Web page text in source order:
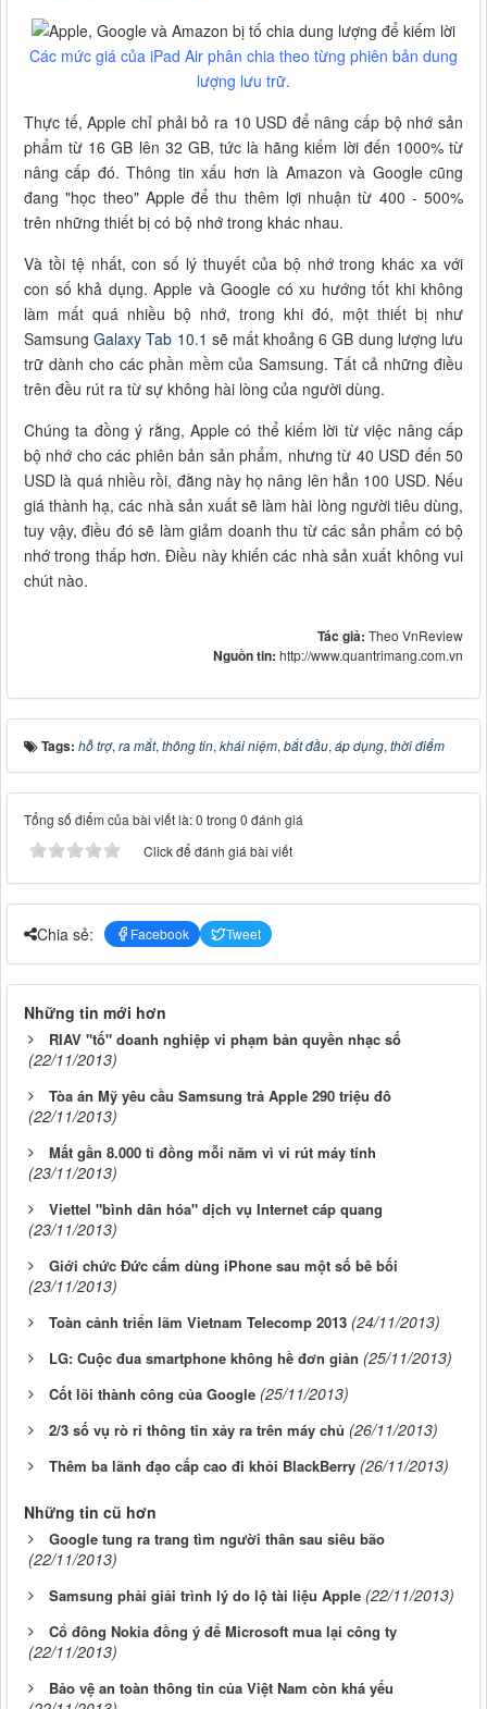
Các mức giá của iPad Air phân chia theo từng phiên bản dung
lượng lưu trữ.
Thực tế, Apple chỉ phải bỏ ra 10 USD để nâng cấp bộ nhớ sản
phẩm từ 16 GB lên 32 GB, tức là hãng kiếm lời đến 1000% từ
nâng cấp đó. Thông tin xấu hơn là Amazon và Google cũng
đang "học theo" Apple để thu thêm lợi nhuận từ 400 - 500%
trên những thiết bị có bộ nhớ trong khác nhau.
Và tồi tệ nhất, con số lý thuyết của bộ nhớ trong khác xa với
con số khả dụng. Apple và Google có xu hướng tốt khi không
làm mất quá nhiều bộ nhớ, trong khi đó, một thiết bị như
SamsungGalaxy Tab 10.1 sẽ mất khoảng 6 GB dung lượng lưu
trữ dành cho các phần mềm của Samsung. Tất cả những điều
trên đều rút ra từ sự không hài lòng của người dùng.
Chúng ta đồng ý rằng, Apple có thể kiếm lời từ việc nâng cấp
bộ nhớ cho các phiên bản sản phẩm, nhưng từ 40 USD đến 50
USD là quá nhiều rồi, đằng này họ nâng lên hẳn 100 USD. Nếu
giá thành hạ, các nhà sản xuất sẽ làm hài lòng người tiêu dùng,
tuy vậy, điều đó sẽ làm giảm doanh thu từ các sản phẩm có bộ
nhớ trong thấp hơn. Điều này khiến các nhà sản xuất không vui
chút nào.
Tác giả: Theo VnReview
Nguồn tin: http://www.quantrimang.com.vn
Tags: hỗ trợ, ra mắt, thông tin, khái niệm, bắt đầu, áp dụng, thời điểm
Tổng số điểm của bài viết là: 0 trong 0 đánh giá
Click để đánh giá bài viết
Chia sẻ: Facebook Tweet
Những tin mới hơn
RIAV "tố" doanh nghiệp vi phạm bản quyền nhạc số
(22/11/2013)
Tòa án Mỹ yêu cầu Samsung trả Apple 290 triệu đô
(22/11/2013)
Mất gần 8.000 tỉ đồng mỗi năm vì vi rút máy tính
(23/11/2013)
Viettel "bình dân hóa" dịch vụ Internet cáp quang
(23/11/2013)
Giới chức Đức cấm dùng iPhone sau một số bê bối
(23/11/2013)
Toàn cảnh triển lãm Vietnam Telecomp 2013 (24/11/2013)
LG: Cuộc đua smartphone không hề đơn giản (25/11/2013)
Cốt lõi thành công của Google (25/11/2013)
2/3 số vụ rò rỉ thông tin xảy ra trên máy chủ (26/11/2013)
Thêm ba lãnh đạo cấp cao đi khỏi BlackBerry (26/11/2013)
Những tin cũ hơn
Google tung ra trang tìm người thân sau siêu bão
(22/11/2013)
Samsung phải giải trình lý do lộ tài liệu Apple (22/11/2013)
Cổ đông Nokia đồng ý để Microsoft mua lại công ty
(22/11/2013)
Bảo vệ an toàn thông tin của Việt Nam còn khá yếu